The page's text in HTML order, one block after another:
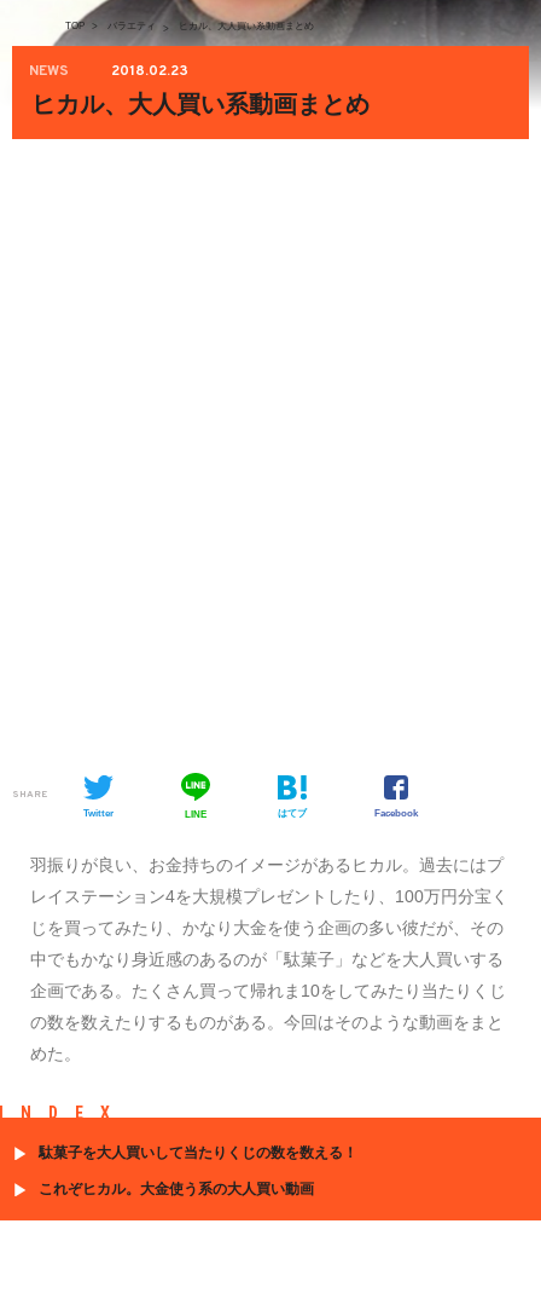
TOP > バラエティ > ヒカル、大人買い系動画まとめ
NEWS 2018.02.23
ヒカル、大人買い系動画まとめ
SHARE
Twitter LINE はてブ Facebook
羽振りが良い、お金持ちのイメージがあるヒカル。過去にはプ
レイステーション4を大規模プレゼントしたり、100万円分宝く
じを買ってみたり、かなり大金を使う企画の多い彼だが、その
中でもかなり身近感のあるのが「駄菓子」などを大人買いする
企画である。たくさん買って帰れま10をしてみたり当たりくじ
の数を数えたりするものがある。今回はそのような動画をまと
めた。
INDEX
駄菓子を大人買いして当たりくじの数を数える！
これぞヒカル。大金使う系の大人買い動画